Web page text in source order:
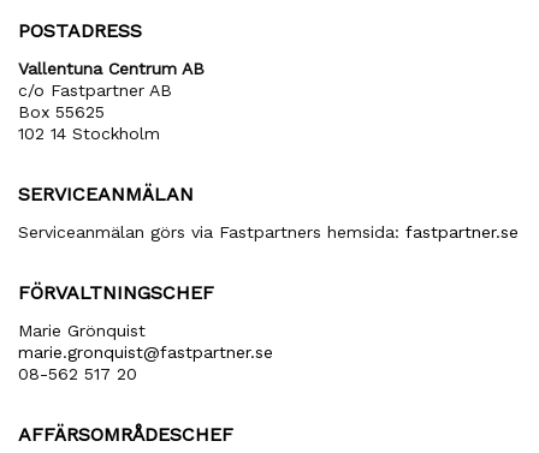
POSTADRESS
Vallentuna Centrum AB
c/o Fastpartner AB
Box 55625
102 14 Stockholm
SERVICEANMÄLAN
Serviceanmälan görs via Fastpartners hemsida: fastpartner.se
FÖRVALTNINGSCHEF
Marie Grönquist
marie​.gronquist​@fastpartner​.se
08-562 517 20
AFFÄRSOMRÅDESCHEF